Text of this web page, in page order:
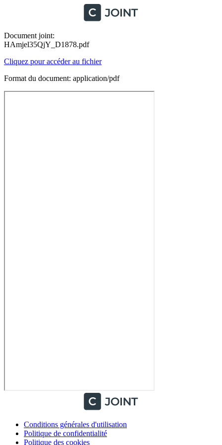
Document joint:
HAmjel35QjY_D1878.pdf
Cliquez pour accéder au fichier
Format du document: application/pdf
Conditions générales d'utilisation
Politique de confidentialité
Politique des cookies